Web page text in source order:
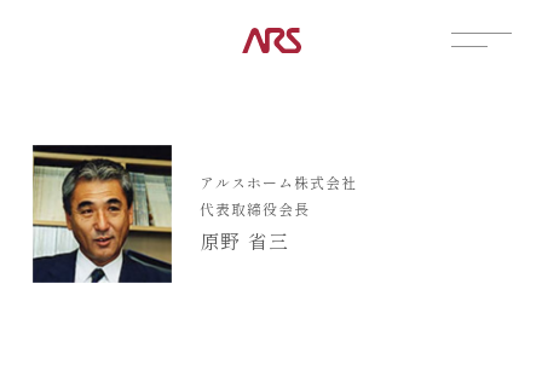
展示場
見学会
資料請求
POSTS
アルスホーム株式会社
代表取締役会長
原野 省三